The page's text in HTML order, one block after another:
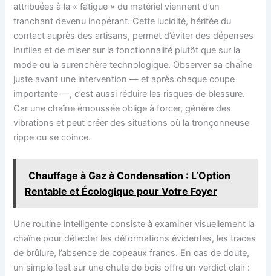
attribuées à la « fatigue » du matériel viennent d’un
tranchant devenu inopérant. Cette lucidité, héritée du
contact auprès des artisans, permet d’éviter des dépenses
inutiles et de miser sur la fonctionnalité plutôt que sur la
mode ou la surenchère technologique. Observer sa chaîne
juste avant une intervention — et après chaque coupe
importante —, c’est aussi réduire les risques de blessure.
Car une chaîne émoussée oblige à forcer, génère des
vibrations et peut créer des situations où la tronçonneuse
rippe ou se coince.
Chauffage à Gaz à Condensation : L’Option
Rentable et Écologique pour Votre Foyer
Une routine intelligente consiste à examiner visuellement la
chaîne pour détecter les déformations évidentes, les traces
de brûlure, l’absence de copeaux francs. En cas de doute,
un simple test sur une chute de bois offre un verdict clair :